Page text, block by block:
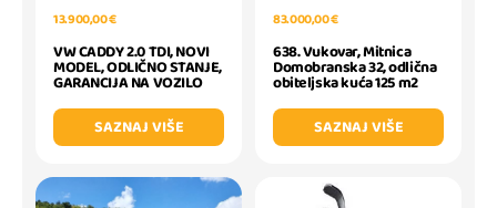
13.900,00 €
VW CADDY 2.0 TDI, NOVI
MODEL, ODLIČNO STANJE,
GARANCIJA NA VOZILO
SAZNAJ VIŠE
83.000,00 €
638. Vukovar, Mitnica
Domobranska 32, odlična
obiteljska kuća 125 m2
SAZNAJ VIŠE